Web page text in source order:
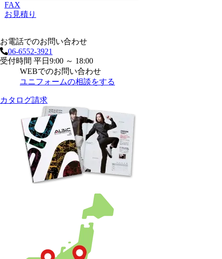
FAX
お見積り
お電話でのお問い合わせ
06-6552-3921
受付時間 平日9:00 ～ 18:00
WEBでのお問い合わせ
ユニフォームの相談をする
カタログ請求